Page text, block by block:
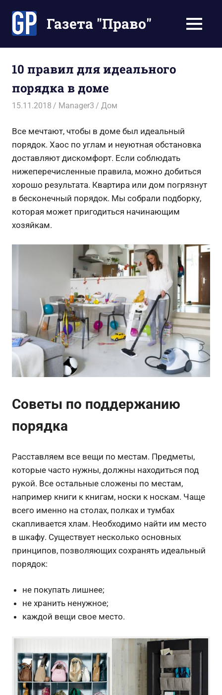
содержимомуГазета "Право"
экономят
Ваше
время
МЕНЮ
10 правил для идеального
порядка в доме
15.11.2018 Manager3 Дом
Все мечтают, чтобы в доме был идеальный
порядок. Хаос по углам и неуютная обстановка
доставляют дискомфорт. Если соблюдать
нижеперечисленные правила, можно добиться
хорошо результата. Квартира или дом погрязнут
в бесконечный порядок. Мы собрали подборку,
которая может пригодиться начинающим
хозяйкам.
Советы по поддержанию
порядка
Расставляем все вещи по местам. Предметы,
которые часто нужны, должны находиться под
рукой. Все остальные сложены по местам,
например книги к книгам, носки к носкам. Чаще
всего именно на столах, полках и тумбах
скапливается хлам. Необходимо найти им место
в шкафу. Существует несколько основных
принципов, позволяющих сохранять идеальный
порядок:
не покупать лишнее;
не хранить ненужное;
каждой вещи свое место.